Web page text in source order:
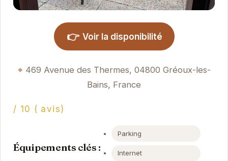
👉 Voir la disponibilité
469 Avenue des Thermes, 04800 Gréoux-les-
Bains, France
/ 10 ( avis)
Équipements clés :
Parking
Internet